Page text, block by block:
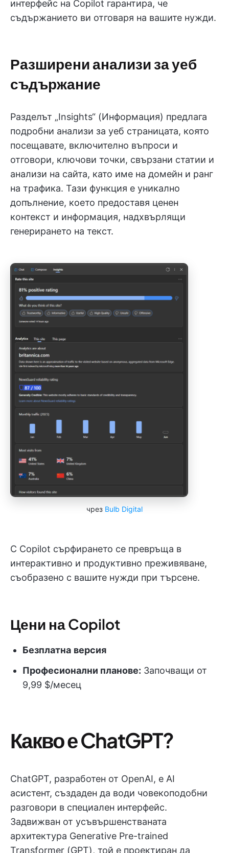
интерфейс на Copilot гарантира, че
съдържанието ви отговаря на вашите нужди.
Разширени анализи за уеб
съдържание
Разделът „Insights“ (Информация) предлага
подробни анализи за уеб страницата, която
посещавате, включително въпроси и
отговори, ключови точки, свързани статии и
анализи на сайта, като име на домейн и ранг
на трафика. Тази функция е уникално
допълнение, което предоставя ценен
контекст и информация, надхвърлящи
генерирането на текст.
чрез Bulb Digital
С Copilot сърфирането се превръща в
интерактивно и продуктивно преживяване,
съобразено с вашите нужди при търсене.
Цени на Copilot
Безплатна версия
Професионални планове: Започващи от
9,99 $/месец
Какво е ChatGPT?
ChatGPT, разработен от OpenAI, е AI
асистент, създаден да води човекоподобни
разговори в специален интерфейс.
Задвижван от усъвършенстваната
архитектура Generative Pre-trained
Transformer (GPT), той е проектиран да